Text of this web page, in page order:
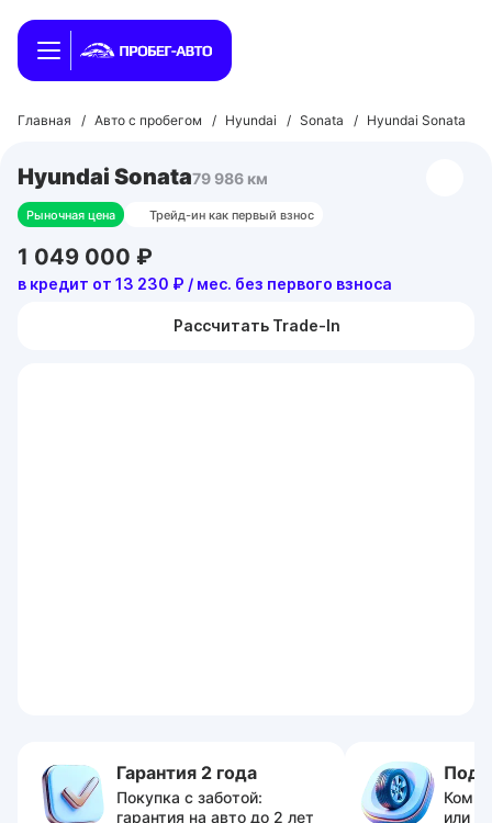
Главная / Авто с пробегом / Hyundai / Sonata / Hyundai Sonata
Hyundai Sonata79 986 км
Рыночная цена Трейд-ин как первый взнос
1 049 000 ₽
в кредит от 13 230 ₽ / мес. без первого взноса
Рассчитать Trade-In
Гарантия 2 года
Покупка с заботой:
гарантия на авто до 2 лет
или